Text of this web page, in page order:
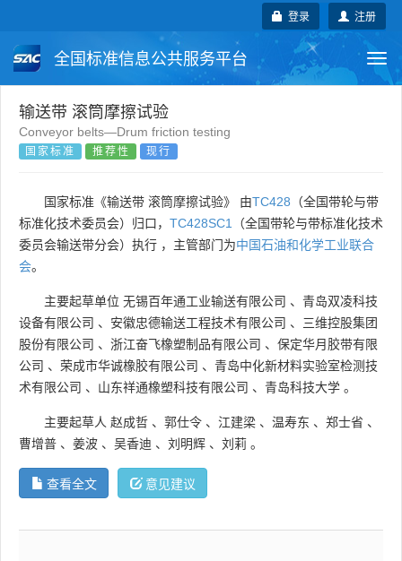
注册
登录
全国标准信息公共服务平台
国家标准
团体标准
国外标准 技术委员会
输送带 滚筒摩擦试验
Conveyor belts—Drum friction testing
国家标准 推荐性 现行
国家标准《输送带 滚筒摩擦试验》 由TC428 （全国带轮与带
标准化技术委员会）归口， TC428SC1
（全国带轮与带标准化技术
委员会输送带分会）执行 ，主管部门为中国石油和化学工业联合
会。
主要起草单位 无锡百年通工业输送有限公司 、 青岛双凌科技
设备有限公司 、 安徽忠德输送工程技术有限公司 、 三维控股集团
股份有限公司 、 浙江奋飞橡塑制品有限公司 、 保定华月胶带有限
公司 、 荣成市华诚橡胶有限公司 、 青岛中化新材料实验室检测技
术有限公司 、 山东祥通橡塑科技有限公司 、 青岛科技大学 。
主要起草人 赵成哲 、 郭仕令 、 江建梁 、 温寿东 、 郑士省 、
曹增普 、 姜波 、 吴香迪 、 刘明辉 、 刘莉 。
查看全文 意见建议